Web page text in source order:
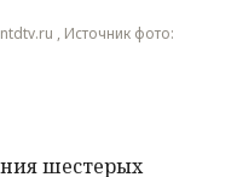
, Источник фото:
шестерых